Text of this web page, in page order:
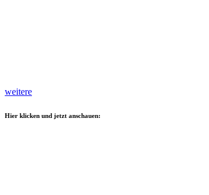
weitere
Hier klicken und jetzt anschauen: